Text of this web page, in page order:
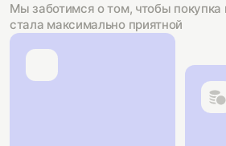
Мы заботимся о том, чтобы покупка
стала максимально приятной